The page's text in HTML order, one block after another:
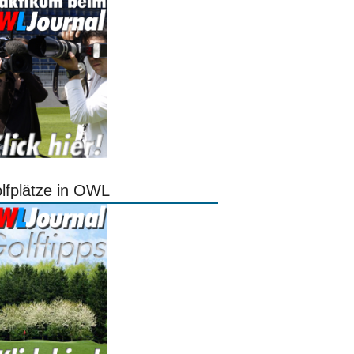
in OWL